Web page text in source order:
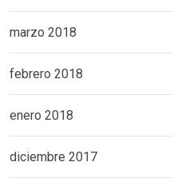
marzo 2018
febrero 2018
enero 2018
diciembre 2017